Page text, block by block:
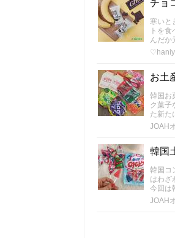
チョ
寒いと
トを
んだか
お土
韓国お
ク菓子
た新た
JOAH
韓国
韓国コ
はわざ
今回は
JOAH